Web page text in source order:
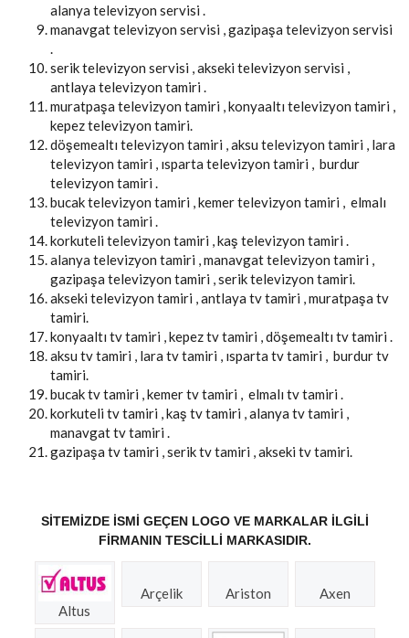
alanya televizyon servisi .
manavgat televizyon servisi , gazipaşa televizyon servisi
.
serik televizyon servisi , akseki televizyon servisi ,
antlaya televizyon tamiri .
muratpaşa televizyon tamiri , konyaaltı televizyon tamiri ,
kepez televizyon tamiri.
döşemealtı televizyon tamiri , aksu televizyon tamiri , lara
televizyon tamiri , ısparta televizyon tamiri , burdur
televizyon tamiri .
bucak televizyon tamiri , kemer televizyon tamiri , elmalı
televizyon tamiri .
korkuteli televizyon tamiri , kaş televizyon tamiri .
alanya televizyon tamiri , manavgat televizyon tamiri ,
gazipaşa televizyon tamiri , serik televizyon tamiri.
akseki televizyon tamiri , antlaya tv tamiri , muratpaşa tv
tamiri.
konyaaltı tv tamiri , kepez tv tamiri , döşemealtı tv tamiri .
aksu tv tamiri , lara tv tamiri , ısparta tv tamiri , burdur tv
tamiri.
bucak tv tamiri , kemer tv tamiri , elmalı tv tamiri .
korkuteli tv tamiri , kaş tv tamiri , alanya tv tamiri ,
manavgat tv tamiri .
gazipaşa tv tamiri , serik tv tamiri , akseki tv tamiri.
SITEMIZDE ISMI GEÇEN LOGO VE MARKALAR ILGILI
FIRMANIN TESCILLI MARKASIDIR.
Altus
Arçelik Ariston Axen